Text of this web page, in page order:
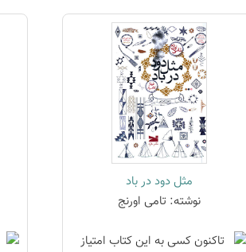
مثل دود در باد
نوشته: تامی اورنج